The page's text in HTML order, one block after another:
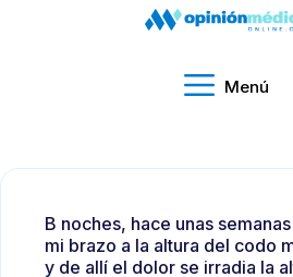
Menú
B noches, hace unas
mi brazo a la altura del codo
y de allí el dolor se irradia la